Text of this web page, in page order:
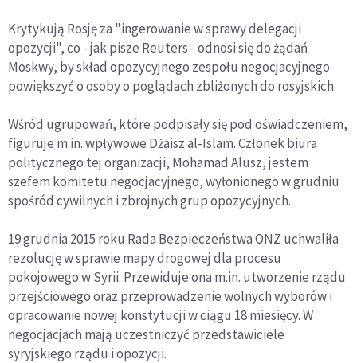
Krytykują Rosję za "ingerowanie w sprawy delegacji
opozycji", co - jak pisze Reuters - odnosi się do żądań
Moskwy, by skład opozycyjnego zespołu negocjacyjnego
powiększyć o osoby o poglądach zbliżonych do rosyjskich.
Wśród ugrupowań, które podpisały się pod oświadczeniem,
figuruje m.in. wpływowe Dżaisz al-Islam. Członek biura
politycznego tej organizacji, Mohamad Alusz, jestem
szefem komitetu negocjacyjnego, wyłonionego w grudniu
spośród cywilnych i zbrojnych grup opozycyjnych.
19 grudnia 2015 roku Rada Bezpieczeństwa ONZ uchwaliła
rezolucję w sprawie mapy drogowej dla procesu
pokojowego w Syrii. Przewiduje ona m.in. utworzenie rządu
przejściowego oraz przeprowadzenie wolnych wyborów i
opracowanie nowej konstytucji w ciągu 18 miesięcy. W
negocjacjach mają uczestniczyć przedstawiciele
syryjskiego rządu i opozycji.